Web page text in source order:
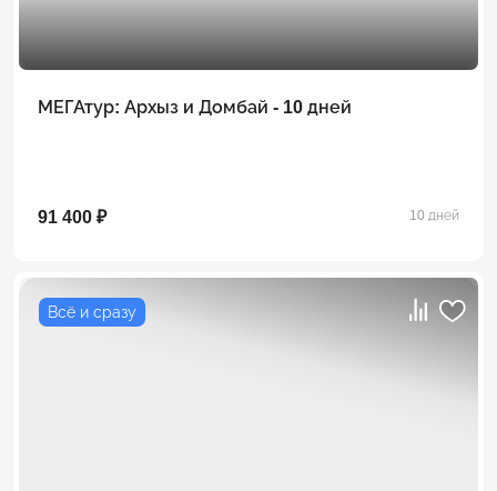
МЕГАтур: Архыз и Домбай - 10 дней
91 400 ₽ 10 дней
Всё и сразу